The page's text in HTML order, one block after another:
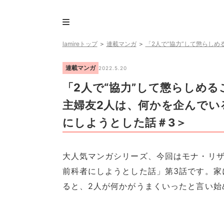
lamireトップ＞ 連載マンガ＞ 「2人で“協力”して懲らし
連載マンガ 2022.5.20
「2人で“協力”して懲らしめ
主婦友2人は、何かを企んで
にしようとした話＃3＞
大人気マンガシリーズ、今回はモナ・リ
前科者にしようとした話」第3話です。
ると、2人が何かがうまくいったと言い